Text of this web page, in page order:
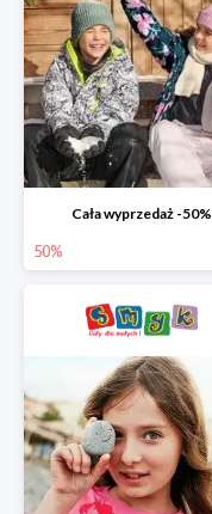
Cała wyprzedaż -50%
50%